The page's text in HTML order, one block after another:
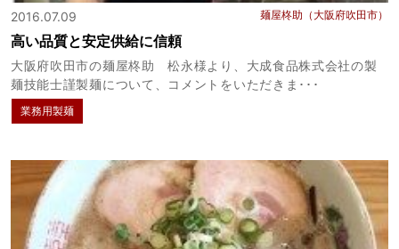
2016.07.09 麺屋柊助（大阪府吹田市）
高い品質と安定供給に信頼
大阪府吹田市の麺屋柊助 松永様より、大成食品株式会社の製
麺技能士謹製麺について、コメントをいただきま･･･
業務用製麺